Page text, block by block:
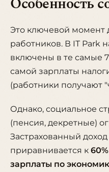
Особенность
Это ключевой момент
работников. В IT Park
включены в те самые
самой зарплаты
(работники получают
Однако, социальное
(пенсия, декретные)
Застрахованный
приравнивается к
зарплаты по